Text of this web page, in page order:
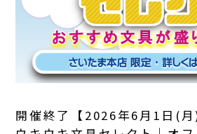
開催終了【2026年6月1日(月